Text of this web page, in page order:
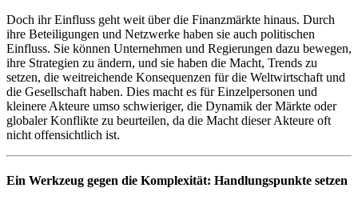
Doch ihr Einfluss geht weit über die Finanzmärkte hinaus. Durch
ihre Beteiligungen und Netzwerke haben sie auch politischen
Einfluss. Sie können Unternehmen und Regierungen dazu bewegen,
ihre Strategien zu ändern, und sie haben die Macht, Trends zu
setzen, die weitreichende Konsequenzen für die Weltwirtschaft und
die Gesellschaft haben. Dies macht es für Einzelpersonen und
kleinere Akteure umso schwieriger, die Dynamik der Märkte oder
globaler Konflikte zu beurteilen, da die Macht dieser Akteure oft
nicht offensichtlich ist.
Ein Werkzeug gegen die Komplexität: Handlungspunkte setzen